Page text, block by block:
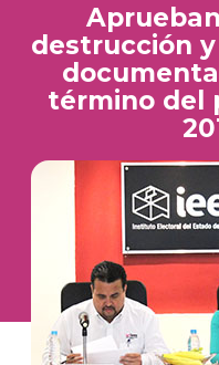
destrucción
término del